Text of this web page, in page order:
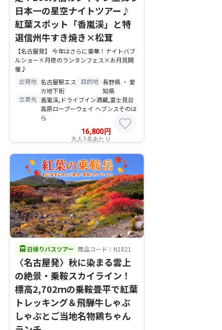
日本一の星空ナイトツアー♪
紅葉スポット「香嵐渓」と特
選信州牛すき焼き×松茸
【名古屋発】 今年はさらに豪華！ナイトバブ
ルショー×月夜のランタンフェス×お月見開
催♪
出発地 名古屋駅エス
カ地下街
目的地 長野県 ・ 愛
知県
立寄先 香嵐渓,ドライブイン酒蔵,富士見台
高原ロープーウェイ ヘブンスそのは
ら
16,800 円
大人1名あたり
favorite
directions_bus 日帰りバスツアー 商品コード：N1821
〈名古屋発〉秋に染まる雲上
の絶景・乗鞍スカイライン！
標高2,702ｍの乗鞍畳平で紅葉
トレッキング＆飛騨牛しゃぶ
しゃぶとご当地名物鶏ちゃん